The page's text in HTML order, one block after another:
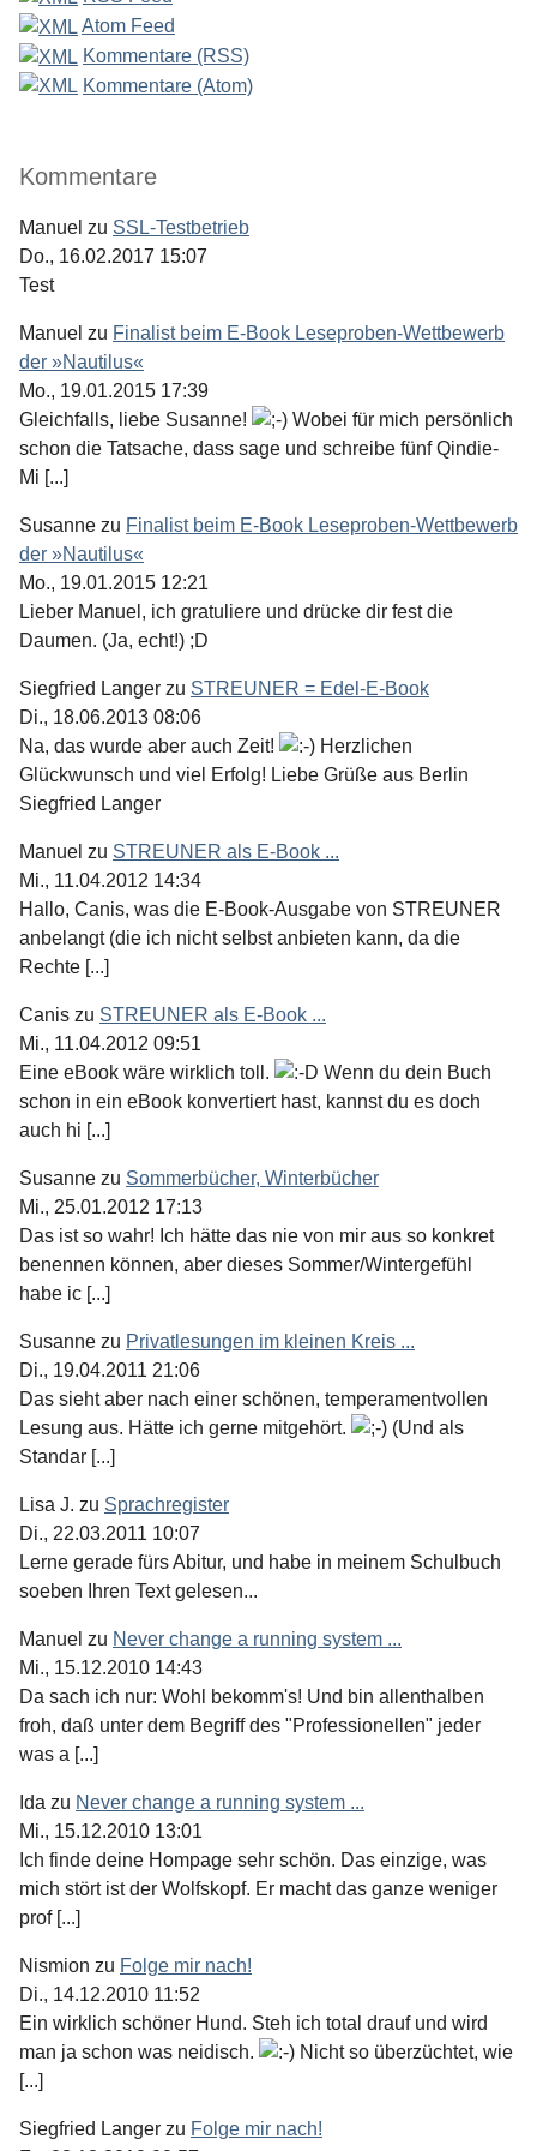
Atom Feed
Kommentare (RSS)
Kommentare (Atom)
Kommentare
Manuel zu SSL-Testbetrieb
Do., 16.02.2017 15:07
Test
Manuel zu Finalist beim E-Book Leseproben-Wettbewerb
der »Nautilus«
Mo., 19.01.2015 17:39
Gleichfalls, liebe Susanne!
Wobei für mich persönlich
schon die Tatsache, dass sage und schreibe fünf Qindie-
Mi [...]
Susanne zu Finalist beim E-Book Leseproben-Wettbewerb
der »Nautilus«
Mo., 19.01.2015 12:21
Lieber Manuel, ich gratuliere und drücke dir fest die
Daumen. (Ja, echt!) ;D
Siegfried Langer zu STREUNER = Edel-E-Book
Di., 18.06.2013 08:06
Na, das wurde aber auch Zeit!
Herzlichen
Glückwunsch und viel Erfolg! Liebe Grüße aus Berlin
Siegfried Langer
Manuel zu STREUNER als E-Book ...
Mi., 11.04.2012 14:34
Hallo, Canis, was die E-Book-Ausgabe von STREUNER
anbelangt (die ich nicht selbst anbieten kann, da die
Rechte [...]
Canis zu STREUNER als E-Book ...
Mi., 11.04.2012 09:51
Eine eBook wäre wirklich toll.
Wenn du dein Buch
schon in ein eBook konvertiert hast, kannst du es doch
auch hi [...]
Susanne zu Sommerbücher, Winterbücher
Mi., 25.01.2012 17:13
Das ist so wahr! Ich hätte das nie von mir aus so konkret
benennen können, aber dieses Sommer/Wintergefühl
habe ic [...]
Susanne zu Privatlesungen im kleinen Kreis ...
Di., 19.04.2011 21:06
Das sieht aber nach einer schönen, temperamentvollen
Lesung aus. Hätte ich gerne mitgehört.
(Und als
Standar [...]
Lisa J. zu Sprachregister
Di., 22.03.2011 10:07
Lerne gerade fürs Abitur, und habe in meinem Schulbuch
soeben Ihren Text gelesen...
Manuel zu Never change a running system ...
Mi., 15.12.2010 14:43
Da sach ich nur: Wohl bekomm's! Und bin allenthalben
froh, daß unter dem Begriff des "Professionellen" jeder
was a [...]
Ida zu Never change a running system ...
Mi., 15.12.2010 13:01
Ich finde deine Hompage sehr schön. Das einzige, was
mich stört ist der Wolfskopf. Er macht das ganze weniger
prof [...]
Nismion zu Folge mir nach!
Di., 14.12.2010 11:52
Ein wirklich schöner Hund. Steh ich total drauf und wird
man ja schon was neidisch.
Nicht so überzüchtet, wie
[...]
Siegfried Langer zu Folge mir nach!